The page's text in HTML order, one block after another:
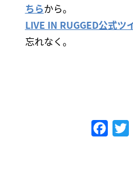
ちらから。
LIVE IN RUGGED公式ツ
忘れなく。